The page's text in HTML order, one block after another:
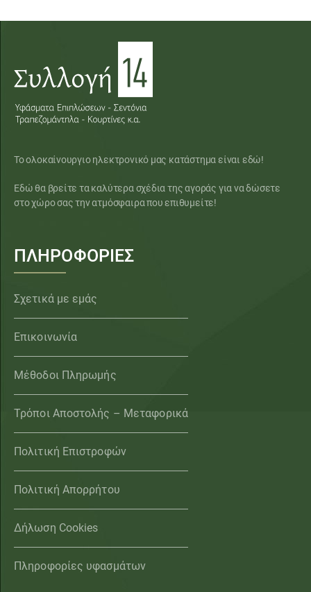
Το ολοκαίνουργιο ηλεκτρονικό μας κατάστημα είναι εδώ!
Εδώ θα βρείτε τα καλύτερα σχέδια της αγοράς για να δώσετε
στο χώρο σας την ατμόσφαιρα που επιθυμείτε!
ΠΛΗΡΟΦΟΡΙΕΣ
Σχετικά με εμάς
Επικοινωνία
Μέθοδοι Πληρωμής
Τρόποι Αποστολής – Μεταφορικά
Πολιτική Επιστροφών
Πολιτική Απορρήτου
Δήλωση Cookies
Πληροφορίες υφασμάτων